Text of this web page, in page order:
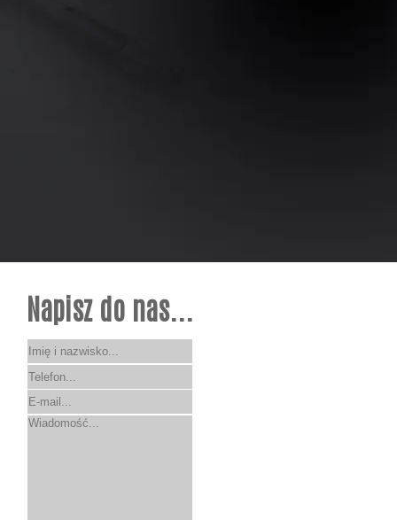
Napisz do nas...